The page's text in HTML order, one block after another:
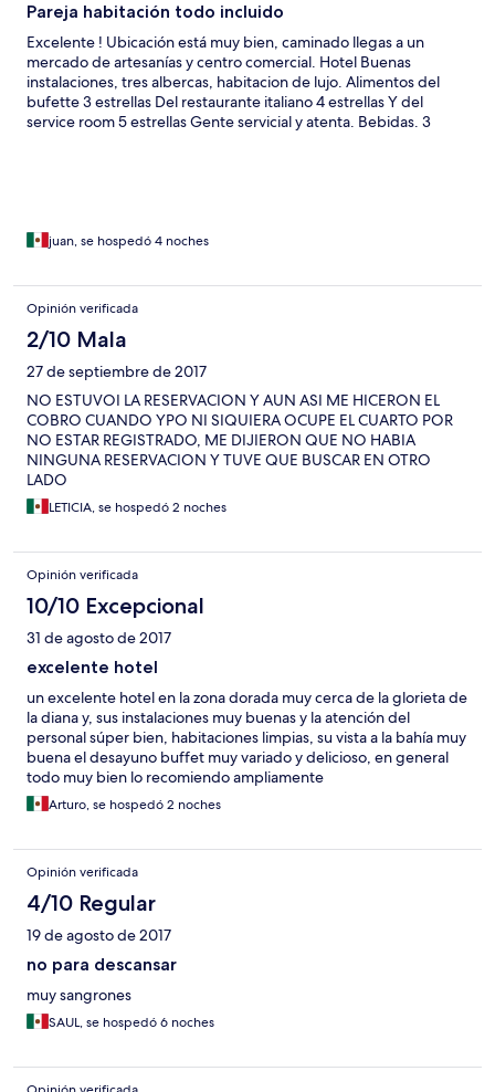
Pareja habitación todo incluido
Excelente ! Ubicación está muy bien, caminado llegas a un
mercado de artesanías y centro comercial. Hotel Buenas
instalaciones, tres albercas, habitacion de lujo. Alimentos del
bufette 3 estrellas Del restaurante italiano 4 estrellas Y del
service room 5 estrellas Gente servicial y atenta. Bebidas. 3
juan, se hospedó 4 noches
Opinión verificada
2/10 Mala
27 de septiembre de 2017
NO ESTUVOI LA RESERVACION Y AUN ASI ME HICERON EL
COBRO CUANDO YPO NI SIQUIERA OCUPE EL CUARTO POR
NO ESTAR REGISTRADO, ME DIJIERON QUE NO HABIA
NINGUNA RESERVACION Y TUVE QUE BUSCAR EN OTRO
LADO
LETICIA, se hospedó 2 noches
Opinión verificada
10/10 Excepcional
31 de agosto de 2017
excelente hotel
un excelente hotel en la zona dorada muy cerca de la glorieta de
la diana y, sus instalaciones muy buenas y la atención del
personal súper bien, habitaciones limpias, su vista a la bahía muy
buena el desayuno buffet muy variado y delicioso, en general
todo muy bien lo recomiendo ampliamente
Arturo, se hospedó 2 noches
Opinión verificada
4/10 Regular
19 de agosto de 2017
no para descansar
muy sangrones
SAUL, se hospedó 6 noches